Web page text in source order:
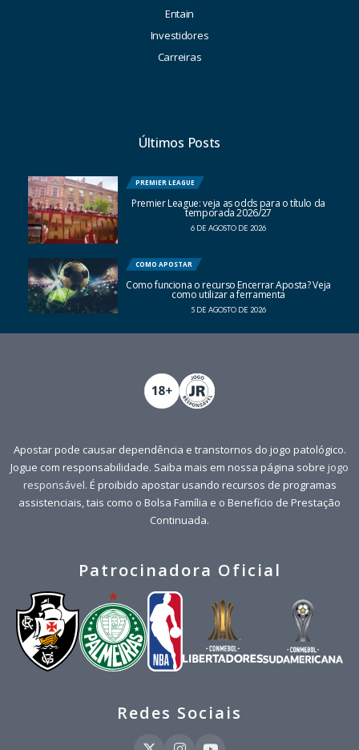
Entain
Investidores
Carreiras
Últimos Posts
PREMIER LEAGUE
Premier League: veja as odds para o título da
temporada 2026/27
6 DE AGOSTO DE 2026
COMO APOSTAR
Como funciona o recurso Encerrar Aposta? Veja
como utilizar a ferramenta
5 DE AGOSTO DE 2026
Apostar pode causar dependência e transtornos do jogo patológico.
Jogue com responsabilidade. Saiba mais em nossa página sobre jogo
responsável. É proibido apostar usando recursos de programas
assistenciais, tais como o Bolsa Família e o Benefício de Prestação
Continuada.
Patrocinadora Oficial
Redes Sociais